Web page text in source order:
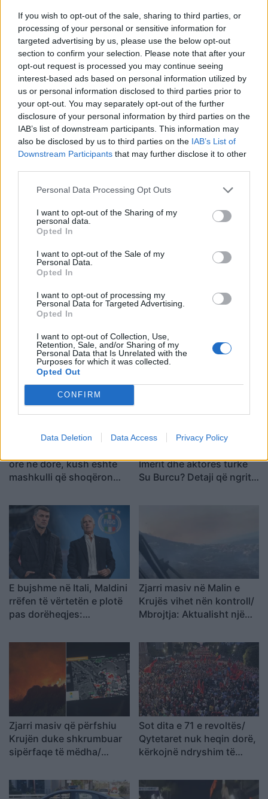
If you wish to opt-out of the sale, sharing to third parties, or
processing of your personal or sensitive information for
targeted advertising by us, please use the below opt-out
section to confirm your selection. Please note that after your
opt-out request is processed you may continue seeing
interest-based ads based on personal information utilized by
us or personal information disclosed to third parties prior to
your opt-out. You may separately opt-out of the further
disclosure of your personal information by third parties on the
IAB’s list of downstream participants. This information may
also be disclosed by us to third parties on the IAB’s List of
Downstream Participants that may further disclose it to other
Personal Data Processing Opt Outs
I want to opt-out of the Sharing of my
personal data.
Opted In
I want to opt-out of the Sale of my
Personal Data.
Opted In
I want to opt-out of processing my
Personal Data for Targeted Advertising.
Opted In
I want to opt-out of Collection, Use,
Retention, Sale, and/or Sharing of my
Personal Data that Is Unrelated with the
Purposes for which it was collected.
Opted Out
CONFIRM
Data Deletion Data Access Privacy Policy
është shfaqur rrugëve të
Londrës me një veshje që
Eva Murati tregon se nuk
ka provuar ndonjeherë
drogë dhe ka një arsye
(FOTO LAJM)
Shtuarmë18.06.2026 19:39
orë në dorë, kush është
mashkulli që shoqëron
pushime?!
Imerit dhe aktores turke
Su Burcu? Detaji që ngriti
E bujshme në Itali, Maldini
rrëfen të vërtetën e plotë
pas dorëheqjes:
mos prekni…
Zjarri masiv në Malin e
Krujës vihet nën kontroll/
Mbrojtja: Aktualisht një
Zjarri masiv që përfshiu
Krujën duke shkrumbuar
sipërfaqe të mëdha/
bilanc tragjik
Sot dita e 71 e revoltës/
Qytetaret nuk heqin dorë,
kërkojnë ndryshim të
dorëheqjen